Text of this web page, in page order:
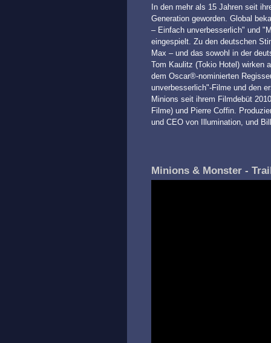
In den mehr als 15 Jahren seit
Generation geworden. Global
– Einfach unverbesserlich" und
eingespielt. Zu den deutschen
Max – und das sowohl in der
Tom Kaulitz (Tokio Hotel) wirken
dem Oscar®-nominierten
unverbesserlich"-Filme und den
Minions seit ihrem Filmdebüt
Filme) und Pierre Coffin.
und CEO von Illumination, und
Minions & Monster -